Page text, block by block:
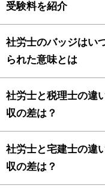
受験料を紹介
社労士のバッジはい
られた意味とは
社労士と税理士の違
収の差は？
社労士と宅建士の違
収の差は？